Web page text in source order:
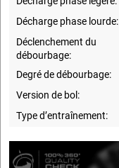
Décharge phase lourde:
Déclenchement du
débourbage:
Degré de débourbage:
Version de bol:
Type d’entraînement: